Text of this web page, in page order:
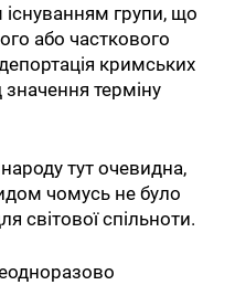
групи, що
або часткового
кримських
значення терміну
тут очевидна,
чомусь не було
світової спільноти.